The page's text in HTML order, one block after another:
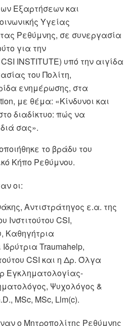
Εξαρτήσεων και
Υγείας
Ρεθύμνης, σε συνεργασία
για την
INSTITUTE) υπό την αιγίδα
του Πολίτη,
ενημέρωσης, στα
με θέμα: «Κίνδυνοι και
διαδίκτυο: πώς να
σας».
το βράδυ του
Κήπο Ρεθύμνου.
οι:
Aντιστράτηγος ε.α. της
Ινστιτούτου CSI,
Kαθηγήτρια
Traumahelp,
CSI και η Δρ. Όλγα
Εγκληματολογίας-
Ψυχολόγος &
MSc, MSc, Llm(c).
ο Μητροπολίτης Ρεθύμνης